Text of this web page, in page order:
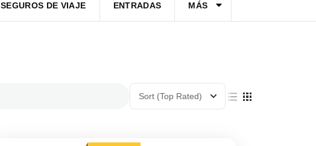
SEGUROS DE VIAJE ENTRADAS MÁS
Sort (Top Rated)